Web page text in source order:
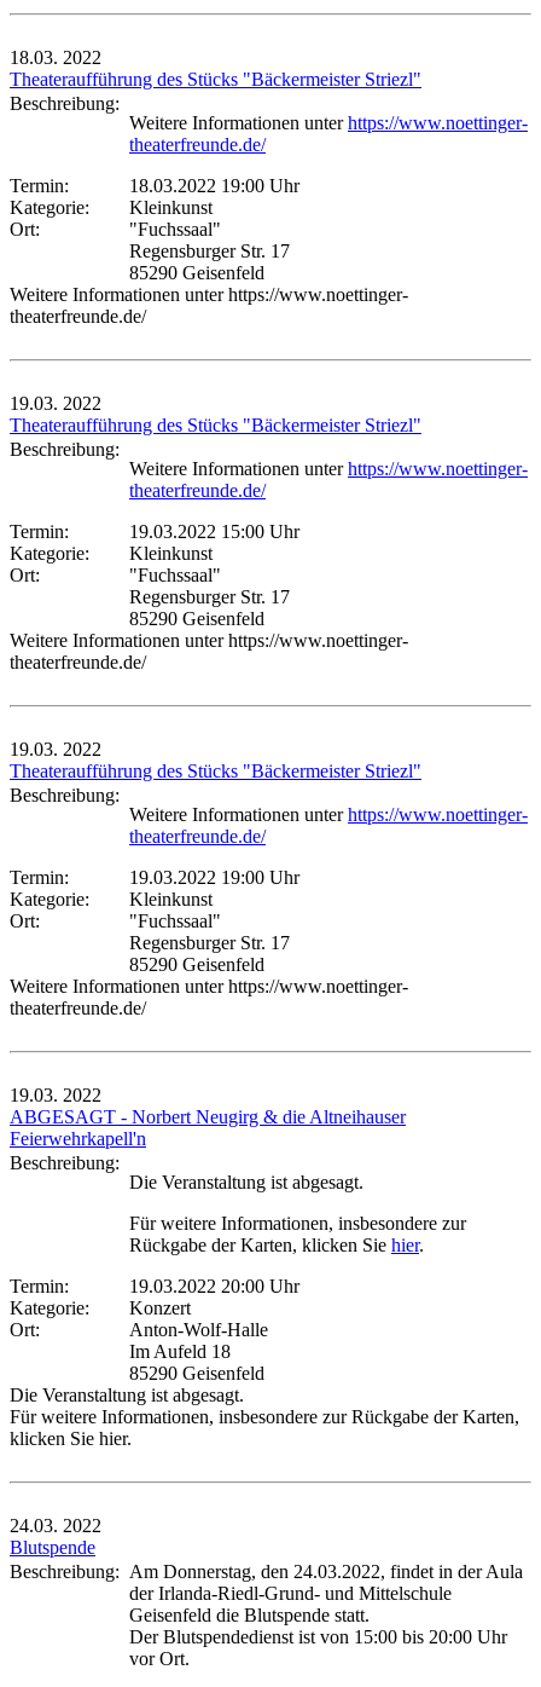
18.03. 2022
Theateraufführung des Stücks "Bäckermeister Striezl"
Beschreibung:
Weitere Informationen unterhttps://www.noettinger-
theaterfreunde.de/
Termin:
18.03.2022 19:00 Uhr
Kategorie:
Kleinkunst
Ort:
"Fuchssaal"
Regensburger Str. 17
85290 Geisenfeld
Weitere Informationen unter https://www.noettinger-
theaterfreunde.de/
19.03. 2022
Theateraufführung des Stücks "Bäckermeister Striezl"
Beschreibung:
Weitere Informationen unterhttps://www.noettinger-
theaterfreunde.de/
Termin:
19.03.2022 15:00 Uhr
Kategorie:
Kleinkunst
Ort:
"Fuchssaal"
Regensburger Str. 17
85290 Geisenfeld
Weitere Informationen unter https://www.noettinger-
theaterfreunde.de/
19.03. 2022
Theateraufführung des Stücks "Bäckermeister Striezl"
Beschreibung:
Weitere Informationen unterhttps://www.noettinger-
theaterfreunde.de/
Termin:
19.03.2022 19:00 Uhr
Kategorie:
Kleinkunst
Ort:
"Fuchssaal"
Regensburger Str. 17
85290 Geisenfeld
Weitere Informationen unter https://www.noettinger-
theaterfreunde.de/
19.03. 2022
ABGESAGT - Norbert Neugirg & die Altneihauser
Feierwehrkapell'n
Beschreibung:
Die Veranstaltung ist abgesagt.
Für weitere Informationen, insbesondere zur
Rückgabe der Karten, klicken Sie hier.
Termin:
19.03.2022 20:00 Uhr
Kategorie:
Konzert
Ort:
Anton-Wolf-Halle
Im Aufeld 18
85290 Geisenfeld
Die Veranstaltung ist abgesagt.
Für weitere Informationen, insbesondere zur Rückgabe der Karten,
klicken Sie hier.
24.03. 2022
Blutspende
Beschreibung: Am Donnerstag, den 24.03.2022, findet in der Aula
der Irlanda-Riedl-Grund- und Mittelschule
Geisenfeld die Blutspende statt.
Der Blutspendedienst ist von 15:00 bis 20:00 Uhr
vor Ort.